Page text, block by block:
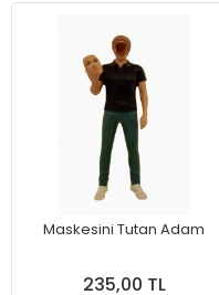
Maskesini Tutan Adam
235,00 TL